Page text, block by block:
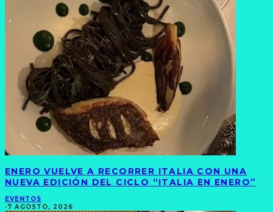
ENERO VUELVE A RECORRER ITALIA CON UNA
NUEVA EDICIÓN DEL CICLO “ITALIA EN ENERO”
EVENTOS
·7 AGOSTO, 2026